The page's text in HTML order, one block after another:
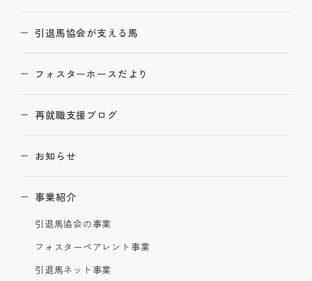
引退馬協会が支える馬
フォスターホースだより
再就職支援ブログ
お知らせ
事業紹介
引退馬協会の事業
フォスターペアレント事業
引退馬ネット事業